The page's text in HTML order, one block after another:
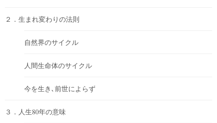
２．生まれ変わりの法則
自然界のサイクル
人間生命体のサイクル
今を生き､前世によらず
３．人生80年の意味